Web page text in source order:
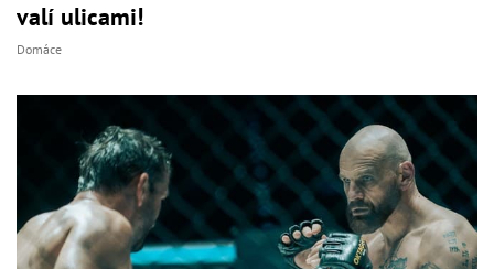
valí ulicami!
Domáce